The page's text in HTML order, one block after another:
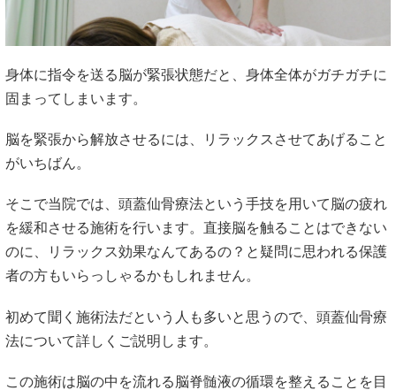
身体に指令を送る脳が緊張状態だと、身体全体がガチガチに
固まってしまいます。
脳を緊張から解放させるには、リラックスさせてあげること
がいちばん。
そこで当院では、頭蓋仙骨療法という手技を用いて脳の疲れ
を緩和させる施術を行います。直接脳を触ることはできない
のに、リラックス効果なんてあるの？と疑問に思われる保護
者の方もいらっしゃるかもしれません。
初めて聞く施術法だという人も多いと思うので、頭蓋仙骨療
法について詳しくご説明します。
この施術は脳の中を流れる脳脊髄液の循環を整えることを目